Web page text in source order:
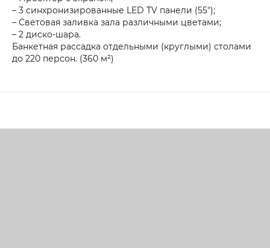
– 3 синхронизированные LED TV панели (55");
– Световая заливка зала различными цветами;
– 2 диско-шара.
Банкетная рассадка отдельными (круглыми) столами
до 220 персон. (360 м²)